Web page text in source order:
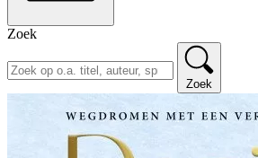
Zoek
Zoek